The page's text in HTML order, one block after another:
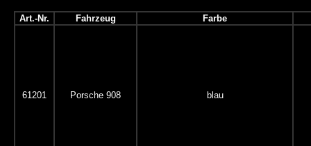
Art.-Nr. Fahrzeug Farbe
61201 Porsche 908 blau